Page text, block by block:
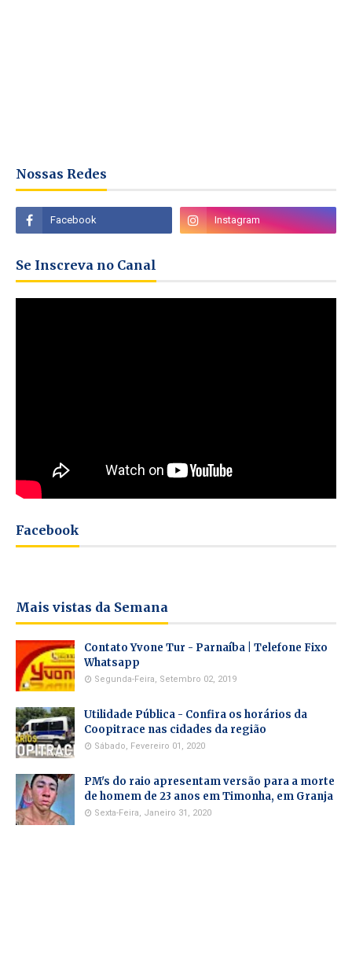
Nossas Redes
Se Inscreva no Canal
Facebook
Mais vistas da Semana
Contato Yvone Tur - Parnaíba | Telefone Fixo
Whatsapp
Segunda-Feira, Setembro 02, 2019
Utilidade Pública - Confira os horários da
Coopitrace nas cidades da região
Sábado, Fevereiro 01, 2020
PM's do raio apresentam versão para a morte
de homem de 23 anos em Timonha, em Granja
Sexta-Feira, Janeiro 31, 2020